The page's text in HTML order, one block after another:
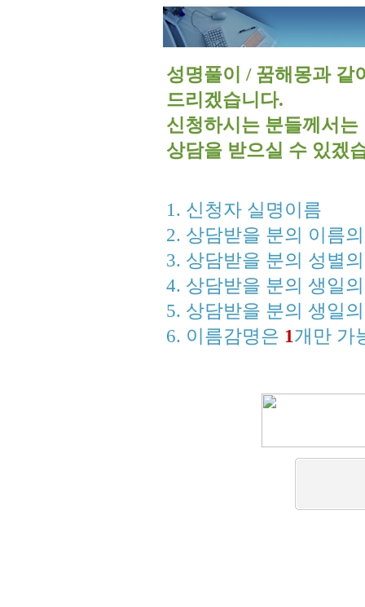
성명풀이 / 꿈해몽과 같
드리겠습니다.
신청하시는 분들께서
상담을 받으실 수 있겠
1. 신청자 실명이름
2. 상담받을 분의 이름
3. 상담받을 분의 성별
4. 상담받을 분의 생일
5. 상담받을 분의 생일
6. 이름감명은 1개만 가